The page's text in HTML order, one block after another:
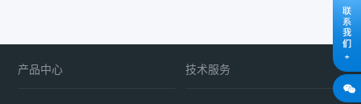
产品中心 技术服务